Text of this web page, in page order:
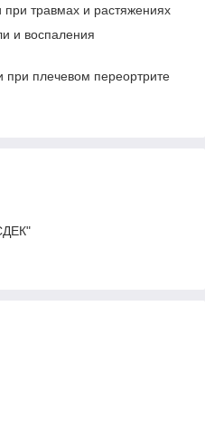
при травмах и растяжениях
и воспаления
при плечевом переортрите